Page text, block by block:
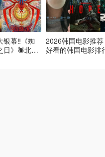
银幕‼️《蜘
日》🕷️北美
2026韩国电影推
好看的韩国电影排